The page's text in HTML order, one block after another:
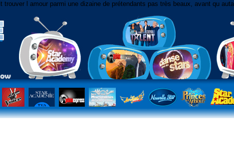
l amour parmi une dizaine de prétendants pas très beaux, avant qu